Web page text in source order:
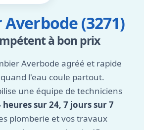
(3271)
à bon prix
Averbode agréé et rapide
l'eau coule partout.
une équipe de techniciens
heures sur 24, 7 jours sur 7
plomberie et vos travaux